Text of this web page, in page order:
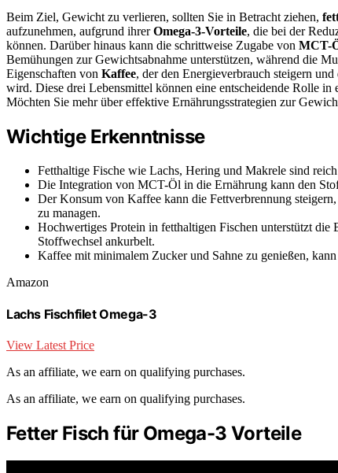
Beim Ziel, Gewicht zu verlieren, sollten Sie in Betracht ziehen,
aufzunehmen, aufgrund ihrerOmega-3-Vorteile, die bei der
können. Darüber hinaus kann die schrittweise Zugabe von MCT-
Bemühungen zur Gewichtsabnahme unterstützen, während die
Eigenschaften von Kaffee, der den Energieverbrauch steigern
wird. Diese drei Lebensmittel können eine entscheidende Rolle
Möchten Sie mehr über effektive Ernährungsstrategien zur
Wichtige Erkenntnisse
Fetthaltige Fische wie Lachs, Hering und Makrele sind
Die Integration von MCT-Öl in die Ernährung kann den
Der Konsum von Kaffee kann die Fettverbrennung
zu managen.
Hochwertiges Protein in fetthaltigen Fischen unterstützt
Stoffwechsel ankurbelt.
Kaffee mit minimalem Zucker und Sahne zu genießen,
Amazon
Lachs Fischfilet Omega-3
View Latest Price
As an affiliate, we earn on qualifying purchases.
As an affiliate, we earn on qualifying purchases.
Fetter Fisch für Omega-3 Vorteile